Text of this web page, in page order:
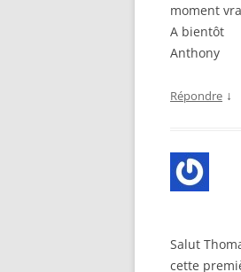
moment
A bientôt
Anthony
Répondre ↓
Salut
cette